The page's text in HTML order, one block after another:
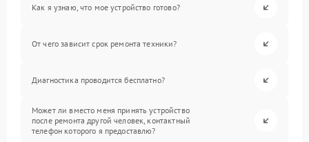
Как я узнаю, что мое устройство готово?
От чего зависит срок ремонта техники?
Диагностика проводится бесплатно?
Может ли вместо меня принять устройство
после ремонта другой человек, контактный
телефон которого я предоставлю?